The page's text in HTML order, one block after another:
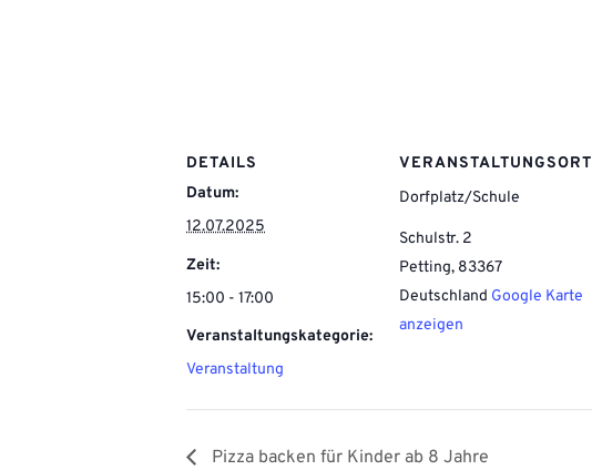
DETAILS
Datum:
12.07.2025
Zeit:
15:00 - 17:00
Veranstaltungskategorie:
Veranstaltung
VERANSTALTUNGSORT
Dorfplatz/Schule
Schulstr. 2
Petting, 83367
Deutschland Google Karte
anzeigen
Pizza backen für Kinder ab 8 Jahre